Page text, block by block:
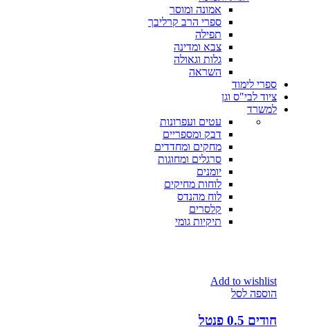
אמונה ומוסר
ספרי הרב קרליבך
תפילה
צבא ומדינה
גלות וגאולה
השראה
ספרי לימוד
ציוד לבי"ס וגן
למשרד
עטים ועפרונות
דבק ומספריים
מחקים ומחדדים
סרגלים ומחוגות
יומנים
לוחות מחיקים
לוח מהנדס
קלסרים
תיקיות גומי
Add to wishlist
הוספה לסל
חודים 0.5 פנטל